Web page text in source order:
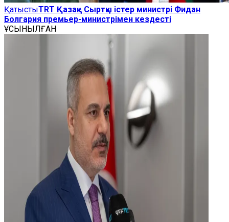
ҚатыстыTRT Қазақ - Сыртқы істер министрі Фидан
Болгария премьер-министрімен кездесті
ҰСЫНЫЛҒАН